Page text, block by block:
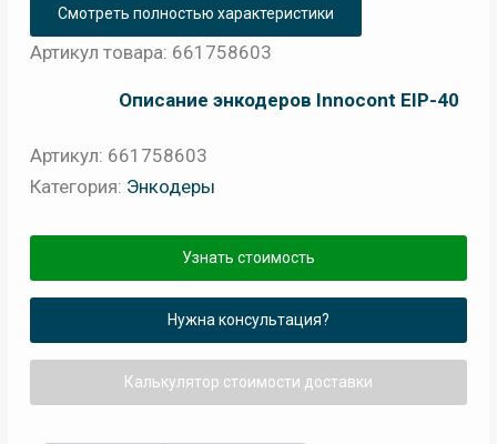
Смотреть полностью характеристики
Артикул товара: 661758603
Описание энкодеров Innocont EIP-40
Артикул: 661758603
Категория: Энкодеры
Узнать стоимость
Нужна консультация?
Калькулятор стоимости доставки